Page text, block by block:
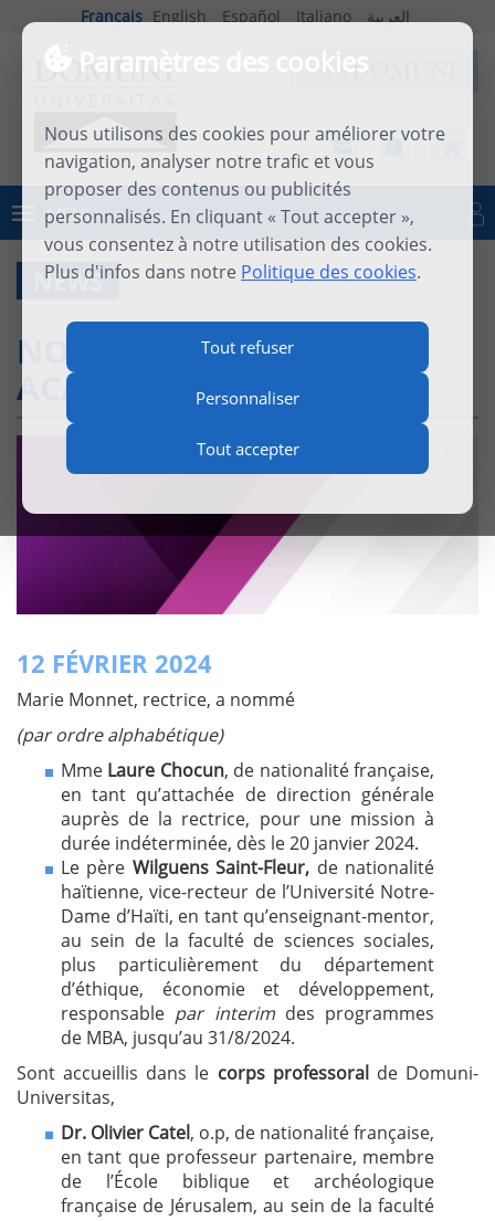
Paramètres des cookies
Nous utilisons des cookies pour améliorer votre
navigation, analyser notre trafic et vous
proposer des contenus ou publicités
personnalisés. En cliquant « Tout accepter »,
vous consentez à notre utilisation des cookies.
Plus d'infos dans notre Politique des cookies.
Tout refuser
Personnaliser
Tout accepter
Français English Español Italiano العربية
MENU Se connecter
NEWS
NOMINATIONS ET VIE
ACADÉMIQUE
12 FÉVRIER 2024
Marie Monnet, rectrice, a nommé
(par ordre alphabétique)
Mme Laure Chocun, de nationalité française,
en tant qu’attachée de direction générale
auprès de la rectrice, pour une mission à
durée indéterminée, dès le 20 janvier 2024.
Le père Wilguens Saint-Fleur, de nationalité
haïtienne, vice-recteur de l’Université Notre-
Dame d’Haïti, en tant qu’enseignant-mentor,
au sein de la faculté de sciences sociales,
plus particulièrement du département
d’éthique, économie et développement,
responsable par interim des programmes
de MBA, jusqu’au 31/8/2024.
Sont accueillis dans le corps professoralde Domuni-
Universitas,
Dr. Olivier Catel, o.p, de nationalité française,
en tant que professeur partenaire, membre
de l’École biblique et archéologique
française de Jérusalem, au sein de la faculté